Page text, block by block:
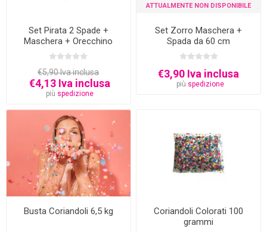
Set Pirata 2 Spade +
Maschera + Orecchino
€5,90 Iva inclusa
€4,13 Iva inclusa
più spedizione
ATTUALMENTE NON DISPONIBILE
Set Zorro Maschera +
Spada da 60 cm
€3,90 Iva inclusa
più spedizione
Busta Coriandoli 6,5 kg
Coriandoli Colorati 100
grammi